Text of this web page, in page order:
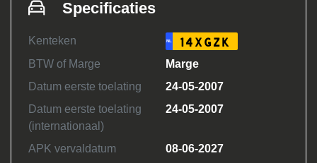
Specificaties
Kenteken NL 14XGZK
BTW of Marge
Marge
Datum eerste toelating
24-05-2007
Datum eerste toelating
(internationaal)
24-05-2007
APK vervaldatum
08-06-2027